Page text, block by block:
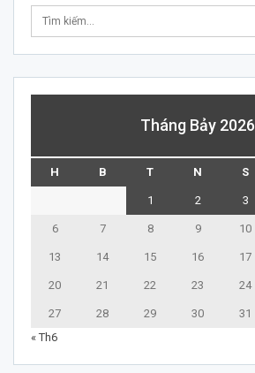
Tháng Bảy 2026
H B T N S
1 2 3
6 7 8 9 10
13 14 15 16 17
20 21 22 23 24
27 28 29 30
31
« Th6